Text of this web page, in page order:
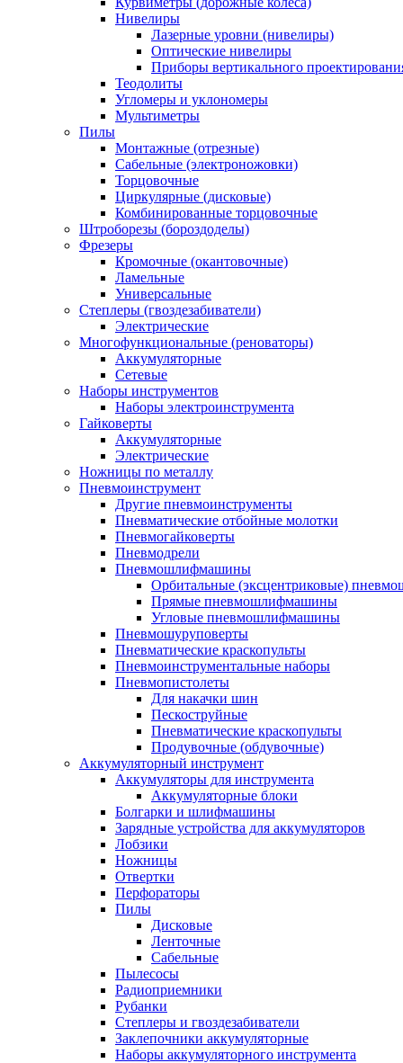
Нивелиры
Лазерные уровни (нивелиры)
Оптические нивелиры
Приборы вертикального
Теодолиты
Угломеры и уклономеры
Мультиметры
Пилы
Монтажные (отрезные)
Сабельные (электроножовки)
Торцовочные
Циркулярные (дисковые)
Комбинированные торцовочные
Штроборезы (бороздоделы)
Фрезеры
Кромочные (окантовочные)
Ламельные
Универсальные
Степлеры (гвоздезабиватели)
Электрические
Многофункциональные (реноваторы)
Аккумуляторные
Сетевые
Наборы инструментов
Наборы электроинструмента
Гайковерты
Аккумуляторные
Электрические
Ножницы по металлу
Пневмоинструмент
Другие пневмоинструменты
Пневматические отбойные молотки
Пневмогайковерты
Пневмодрели
Пневмошлифмашины
Орбитальные (эксцентриковые)
Прямые пневмошлифмашины
Угловые пневмошлифмашины
Пневмошуруповерты
Пневматические краскопульты
Пневмоинструментальные наборы
Пневмопистолеты
Для накачки шин
Пескоструйные
Пневматические краскопульты
Продувочные (обдувочные)
Аккумуляторный инструмент
Аккумуляторы для инструмента
Аккумуляторные блоки
Болгарки и шлифмашины
Зарядные устройства для аккумуляторов
Лобзики
Ножницы
Отвертки
Перфораторы
Пилы
Дисковые
Ленточные
Сабельные
Пылесосы
Радиоприемники
Рубанки
Степлеры и гвоздезабиватели
Заклепочники аккумуляторные
Наборы аккумуляторного инструмента